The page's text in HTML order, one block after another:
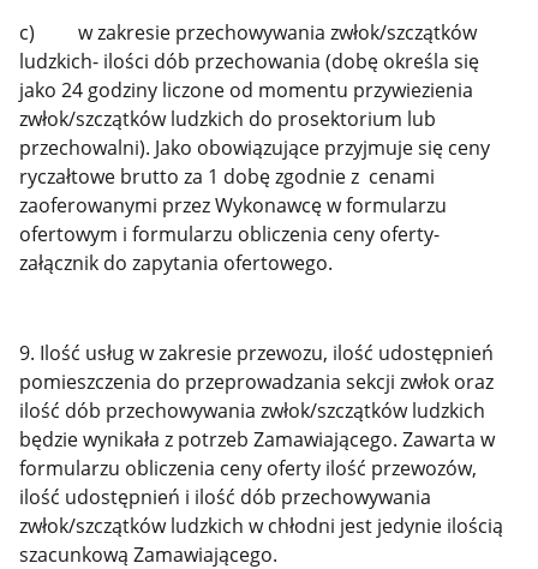
c) w zakresie przechowywania zwłok/szczątków
ludzkich- ilości dób przechowania (dobę określa się
jako 24 godziny liczone od momentu przywiezienia
zwłok/szczątków ludzkich do prosektorium lub
przechowalni). Jako obowiązujące przyjmuje się ceny
ryczałtowe brutto za 1 dobę zgodnie z cenami
zaoferowanymi przez Wykonawcę w formularzu
ofertowym i formularzu obliczenia ceny oferty-
załącznik do zapytania ofertowego.
9. Ilość usług w zakresie przewozu, ilość udostępnień
pomieszczenia do przeprowadzania sekcji zwłok oraz
ilość dób przechowywania zwłok/szczątków ludzkich
będzie wynikała z potrzeb Zamawiającego. Zawarta w
formularzu obliczenia ceny oferty ilość przewozów,
ilość udostępnień i ilość dób przechowywania
zwłok/szczątków ludzkich w chłodni jest jedynie ilością
szacunkową Zamawiającego.